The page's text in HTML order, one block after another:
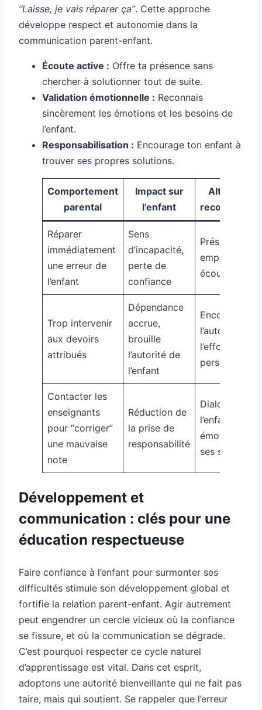
“Laisse, je vais réparer ça”. Cette approche
développe respect et autonomie dans la
communication parent-enfant.
Écoute active : Offre ta présence sans
chercher à solutionner tout de suite.
Validation émotionnelle : Reconnais
sincèrement les émotions et les besoins de
l’enfant.
Responsabilisation : Encourage ton enfant à
trouver ses propres solutions.
Comportement
parental
Impact sur
l’enfant
Alternative
Réparer
immédiatement
une erreur de
l’enfant
Sens
d’incapacité,
perte de
confiance
Présence
empathique
écoute active
Trop intervenir
aux devoirs
attribués
Dépendance
accrue,
brouille
l’autorité de
l’enfant
Encourager
l’autonomie et
l’effort
personnel
Contacter les
enseignants
pour “corriger”
une mauvaise
note
Réduction de
la prise de
responsabilité
Dialoguer
l’enfant sur
émotions et
ses solutions
Développement et
communication : clés pour une
éducation respectueuse
Faire confiance à l’enfant pour surmonter ses
difficultés stimule son développement global et
fortifie la relation parent-enfant. Agir autrement
peut engendrer un cercle vicieux où la confiance
se fissure, et où la communication se dégrade.
C’est pourquoi respecter ce cycle naturel
d’apprentissage est vital. Dans cet esprit,
adoptons une autorité bienveillante qui ne fait pas
taire, mais qui soutient. Se rappeler que l’erreur